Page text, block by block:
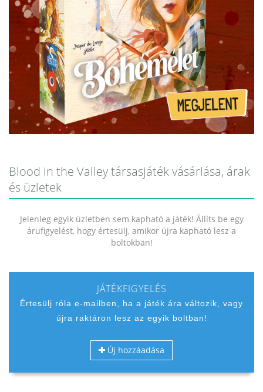
Blood in the Valley társasjáték vásárlása, árak
és üzletek
Jelenleg egyik üzletben sem kapható a játék! Állíts be egy
árufigyelést, hogy értesülj, amikor újra kapható lesz a
boltokban!
JÁTÉKFIGYELÉS
Értesülj róla e-mailben, ha a játék ára változik, vagy
újra raktáron lesz az egyik boltban!
Új hozzáadása